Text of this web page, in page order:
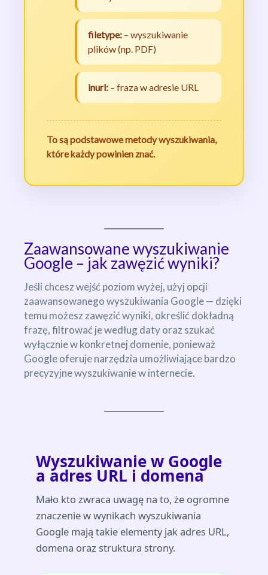
filetype:– wyszukiwanie
plików (np. PDF)
inurl:– fraza w adresie URL
To są podstawowe metody wyszukiwania,
które każdy powinien znać.
Zaawansowane wyszukiwanie
Google – jak zawęzić wyniki?
Jeśli chcesz wejść poziom wyżej, użyj opcji
zaawansowanego wyszukiwania Google — dzięki
temu możesz zawęzić wyniki, określić dokładną
frazę, filtrować je według daty oraz szukać
wyłącznie w konkretnej domenie, ponieważ
Google oferuje narzędzia umożliwiające bardzo
precyzyjne wyszukiwanie w internecie.
Wyszukiwanie w Google
a adres URL i domena
Mało kto zwraca uwagę na to, że ogromne
znaczenie w wynikach wyszukiwania
Google mają takie elementy jak adres URL,
domena oraz struktura strony.